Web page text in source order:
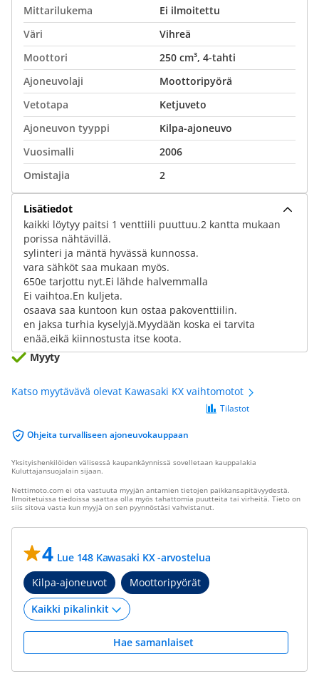
Mittarilukema
Ei ilmoitettu
Väri
Vihreä
Moottori
250 cm³, 4-tahti
Ajoneuvolaji
Moottoripyörä
Vetotapa
Ketjuveto
Ajoneuvon tyyppi
Kilpa-ajoneuvo
Vuosimalli
2006
Omistajia
2
Lisätiedot
kaikki löytyy paitsi 1 venttiili puuttuu.2 kantta mukaan
porissa nähtävillä.
sylinteri ja mäntä hyvässä kunnossa.
vara sähköt saa mukaan myös.
650e tarjottu nyt.Ei lähde halvemmalla
Ei vaihtoa.En kuljeta.
osaava saa kuntoon kun ostaa pakoventtiilin.
en jaksa turhia kyselyjä.Myydään koska ei tarvita
enää,eikä kiinnostusta itse koota.
Myyty
Katso myytävävä olevat Kawasaki KX vaihtomotot
Ohjeita turvalliseen ajoneuvokauppaan
Tilastot
Yksityishenkilöiden välisessä kaupankäynnissä sovelletaan kauppalakia
Kuluttajansuojalain sijaan.
Nettimoto.com ei ota vastuuta myyjän antamien tietojen paikkansapitävyydestä.
Ilmoitetuissa tiedoissa saattaa olla myös tahattomia puutteita tai virheitä. Tieto on
siis sitova vasta kun myyjä on sen pyynnöstäsi vahvistanut.
4 Lue 148 Kawasaki KX -arvostelua
Kilpa-ajoneuvot
Moottoripyörät
Hae samanlaiset